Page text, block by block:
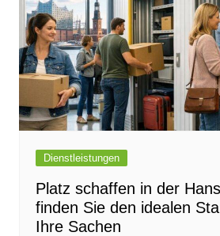
Dienstleistungen
Platz schaffen in der
finden Sie den idealen
Ihre Sachen